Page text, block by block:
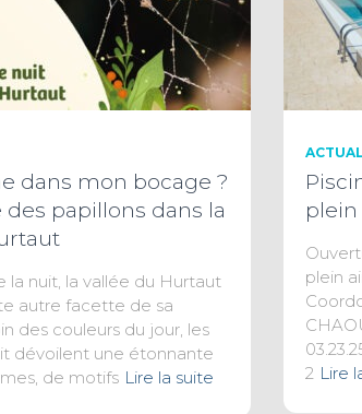
dans mon bocage ?
des papillons dans la
la nuit, la vallée du Hurtaut
autre facette de sa
des couleurs du jour, les
dévoilent une étonnante
de motifs Lire la suite
plein
plein
2 Lire